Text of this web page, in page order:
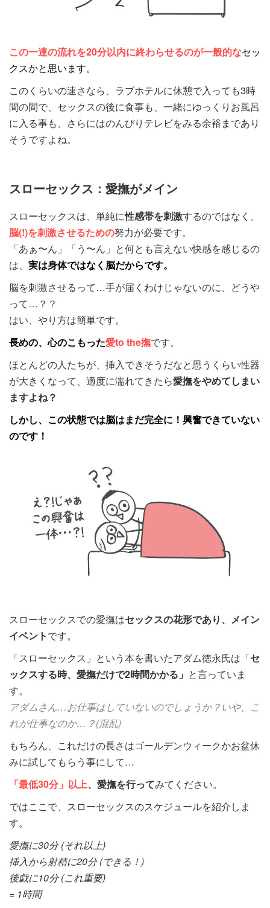
この一連の流れを20分以内に終わらせるのが一般的なセッ
クスかと思います。
このくらいの速さなら、ラブホテルに休憩で入っても3時
間の間で、セックスの後に食事も、一緒にゆっくりお風呂
に入る事も、さらにはのんびりテレビをみる余裕まであり
そうですよね。
スローセックス：愛撫がメイン
スローセックスは、単純に性感帯を刺激するのではなく、
脳(!)を刺激させるための努力が必要です。
「あぁ〜ん」「う〜ん」と何とも言えない快感を感じるの
は、 実は身体ではなく脳だからです。
脳を刺激させるって…手が届くわけじゃないのに、どうや
って…？？
はい、やり方は簡単です。
長めの、心のこもった愛to the撫です。
ほとんどの人たちが、挿入できそうだなと思うくらい性器
が大きくなって、適度に濡れてきたら愛撫をやめてしまい
ますよね？
しかし、この状態では脳はまだ完全に！興奮できていない
のです！
スローセックスでの愛撫はセックスの花形であり、メイン
イベントです。
「スローセックス」という本を書いたアダム徳永氏は「セ
ックスする時、愛撫だけで2時間かかる」 と言っていま
す。
アダムさん…お仕事はしていないのでしょうか？いや、こ
れが仕事なのか…？(混乱)
もちろん、これだけの長さはゴールデンウィークかお盆休
みに試してもらう事にして…
「最低30分」以上、愛撫を行ってみてください。
ではここで、スローセックスのスケジュールを紹介しま
す。
愛撫に30分 (それ以上)
挿入から射精に20分 (できる！)
後戯に10分 (これ重要)
= 1時間